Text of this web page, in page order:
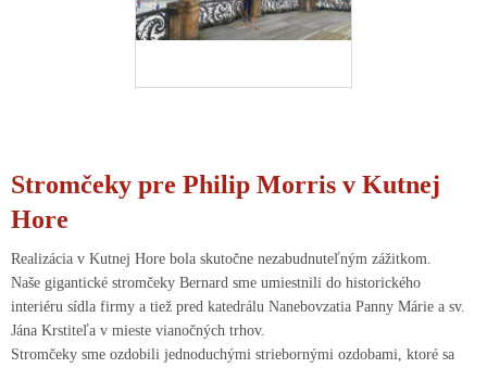
Stromčeky pre Philip Morris v Kutnej
Hore
Realizácia v Kutnej Hore bola skutočne nezabudnuteľným zážitkom.
Naše gigantické stromčeky Bernard sme umiestnili do historického
interiéru sídla firmy a tiež pred katedrálu Nanebovzatia Panny Márie a sv.
Jána Krstiteľa v mieste vianočných trhov.
Stromčeky sme ozdobili jednoduchými striebornými ozdobami, ktoré sa